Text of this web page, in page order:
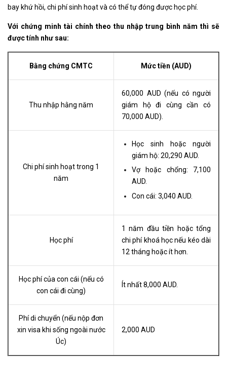
bay khứ hồi, chi phí sinh hoạt và có thể tự đóng được học phí.
Với chứng minh tài chính theo thu nhập trung bình năm thì sẽ
được tính như sau:
Bằng chứng CMTC Mức tiền (AUD)
Thu nhập hằng năm
60,000 AUD (nếu có người
giám hộ đi cùng cần có
70,000 AUD).
Chi phí sinh hoạt trong 1
năm
Học sinh hoặc người
giám hộ: 20,290 AUD.
Vợ hoặc chổng: 7,100
AUD.
Con cái: 3,040 AUD.
Học phí
1 năm đầu tiền hoặc tổng
chi phí khoá học nếu kéo dài
12 tháng hoặc ít hơn.
Học phí của con cái (nếu có
con cái đi cùng)
Ít nhất 8,000 AUD.
Phí di chuyển (nếu nộp đơn
xin visa khi sống ngoài nước
Úc)
2,000 AUD